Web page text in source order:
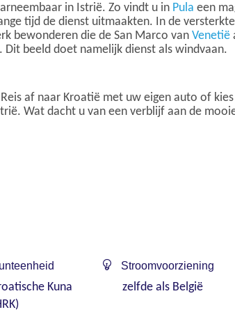
in Istrië. Zo vindt u in Pula een
tijd de dienst uitmaakten. In de
bewonderen die de San Marco van Venetië
beeld doet namelijk dienst als windvaan.
af naar Kroatië met uw eigen auto of
Wat dacht u van een verblijf aan de
Kuna
Stroomvoorziening
zelfde als België